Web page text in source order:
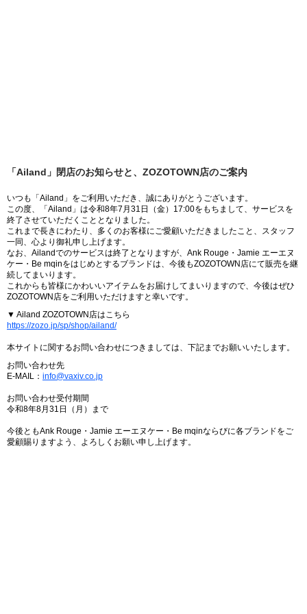
「Ailand」閉店のお知らせと、ZOZOTOWN店のご案内
いつも「Ailand」をご利用いただき、誠にありがとうございます。
この度、「Ailand」は令和8年7月31日（金）17:00をもちまして、サービスを
終了させていただくこととなりました。
これまで長きにわたり、多くのお客様にご愛顧いただきましたこと、スタッフ
一同、心より御礼申し上げます。
なお、Ailandでのサービスは終了となりますが、Ank Rouge・Jamie エーエヌ
ケー・Be mqinをはじめとするブランドは、今後もZOZOTOWN店にて販売を継
続してまいります。
これからも皆様にかわいいアイテムをお届けしてまいりますので、今後はぜひ
ZOZOTOWN店をご利用いただけますと幸いです。
▼ Ailand ZOZOTOWN店はこちら
https://zozo.jp/sp/shop/ailand/
本サイトに関するお問い合わせにつきましては、下記までお願いいたします。
お問い合わせ先
E-MAIL： info@vaxiv.co.jp
お問い合わせ受付期間
令和8年8月31日（月）まで
今後ともAnk Rouge・Jamie エーエヌケー・Be mqinならびに各ブランドをご
愛顧賜りますよう、よろしくお願い申し上げます。